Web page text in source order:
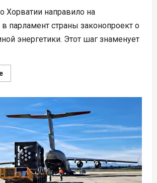
Хорватии направило на
парламент страны законопроект о
энергетики. Этот шаг знаменует
Прочитать
больше
на
30%
от
АЭС
2040
году